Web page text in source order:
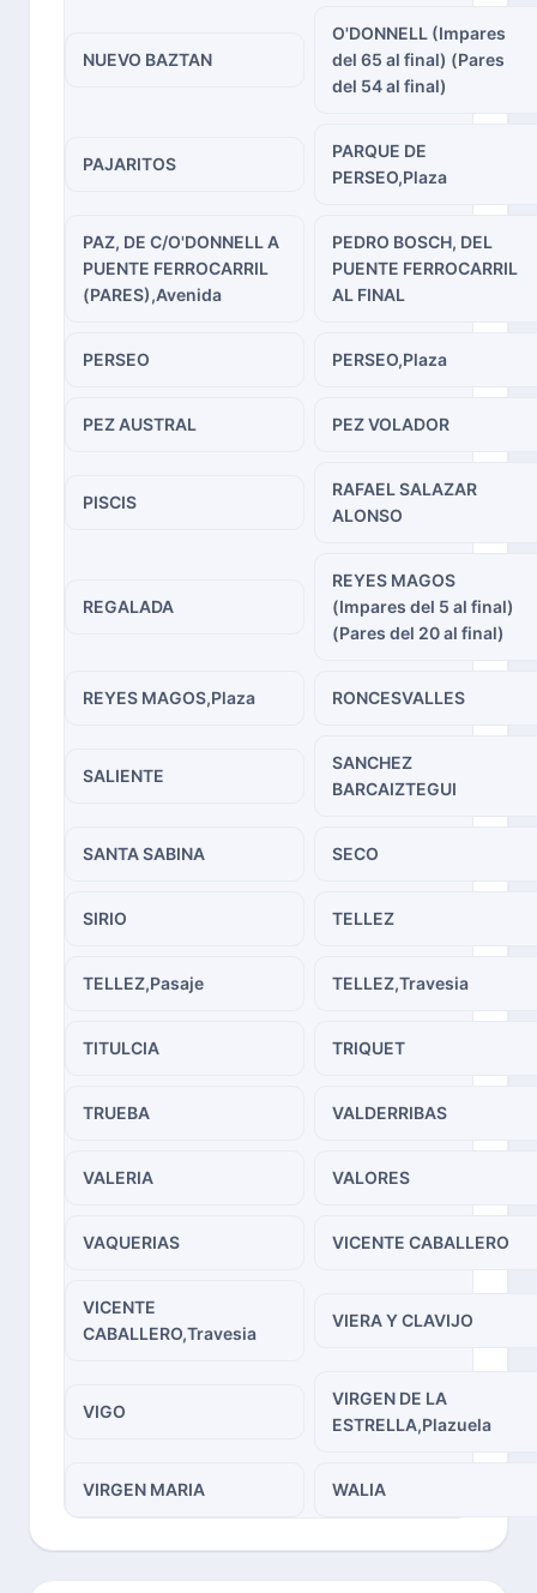
NUEVO BAZTAN
O'DONNELL (Impares
del 65 al final) (Pares
del 54 al final)
PAJARITOS
PARQUE DE
PERSEO,Plaza
PAZ, DE C/O'DONNELL A
PUENTE FERROCARRIL
(PARES),Avenida
PEDRO BOSCH, DEL
PUENTE FERROCARRIL
AL FINAL
PERSEO PERSEO,Plaza
PEZ AUSTRAL PEZ VOLADOR
PISCIS
RAFAEL SALAZAR
ALONSO
REGALADA
REYES MAGOS
(Impares del 5 al final)
(Pares del 20 al final)
REYES MAGOS,Plaza RONCESVALLES
SALIENTE
SANCHEZ
BARCAIZTEGUI
SANTA SABINA SECO
SIRIO TELLEZ
TELLEZ,Pasaje TELLEZ,Travesia
TITULCIA TRIQUET
TRUEBA VALDERRIBAS
VALERIA VALORES
VAQUERIAS VICENTE CABALLERO
VICENTE
CABALLERO,Travesia
VIERA Y CLAVIJO
VIGO
VIRGEN DE LA
ESTRELLA,Plazuela
VIRGEN MARIA WALIA